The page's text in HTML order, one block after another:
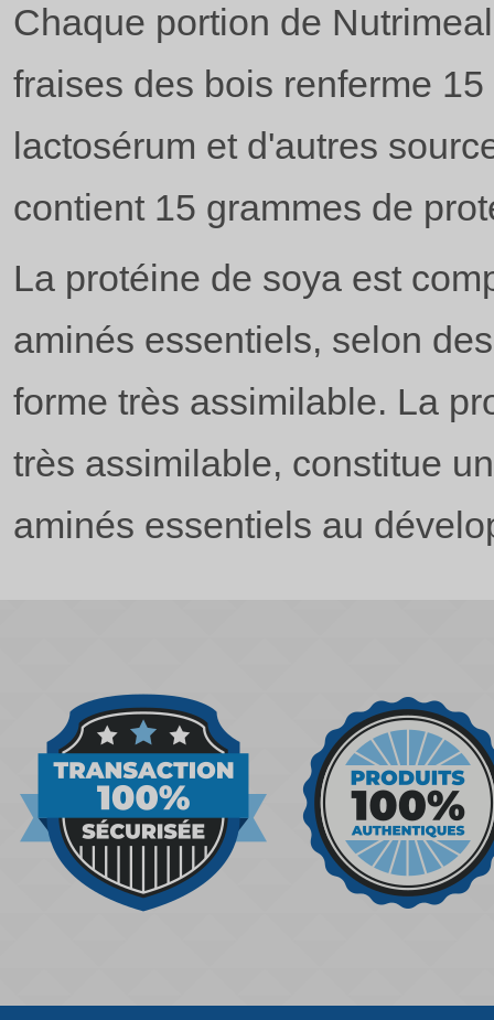
Chaque portion de
fraises des bois renferme
lactosérum et d'autres
contient 15 grammes de
La protéine de soya est
aminés essentiels, selon
forme très assimilable. La
très assimilable, constitue
aminés essentiels au